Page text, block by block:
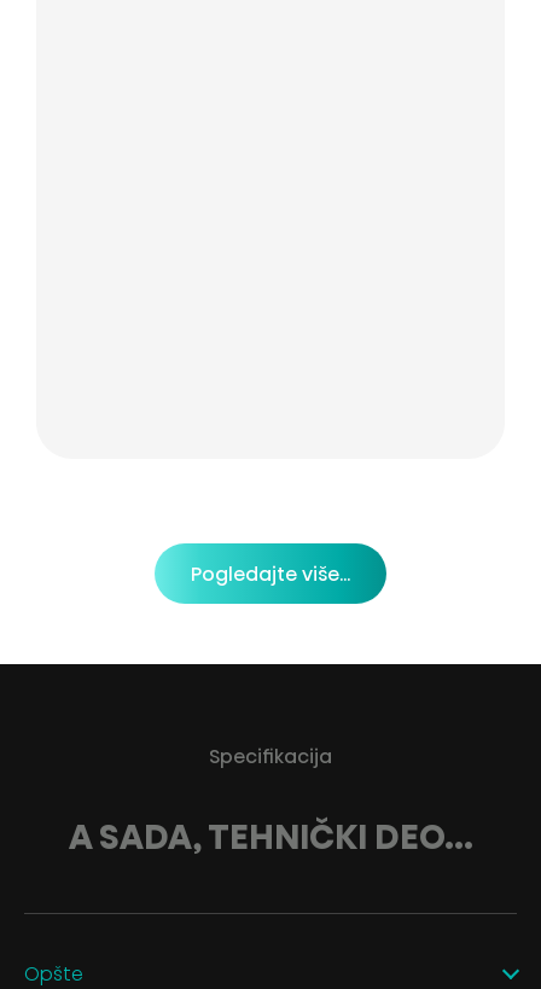
Pogledajte više...
Specifikacija
A SADA, TEHNIČKI DEO...
Opšte